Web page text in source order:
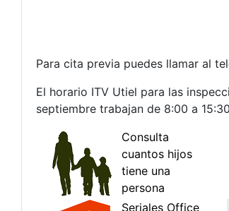
Para cita previa puedes llamar al
El horario ITV Utiel para las
septiembre trabajan de 8:00 a